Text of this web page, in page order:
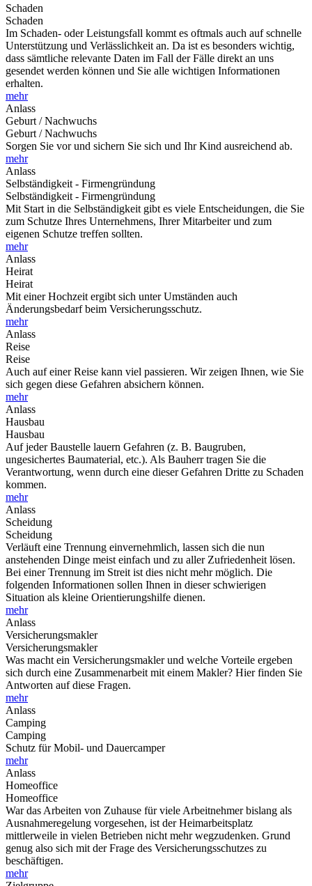
Schaden
Schaden
Im Schaden- oder Leistungsfall kommt es oftmals auch auf schnelle
Unterstützung und Verlässlichkeit an. Da ist es besonders wichtig,
dass sämtliche relevante Daten im Fall der Fälle direkt an uns
gesendet werden können und Sie alle wichtigen Informationen
erhalten.
mehr
Anlass
Geburt / Nachwuchs
Geburt / Nachwuchs
Sorgen Sie vor und sichern Sie sich und Ihr Kind ausreichend ab.
mehr
Anlass
Selbständigkeit - Firmengründung
Selbständigkeit - Firmengründung
Mit Start in die Selbständigkeit gibt es viele Entscheidungen, die Sie
zum Schutze Ihres Unternehmens, Ihrer Mitarbeiter und zum
eigenen Schutze treffen sollten.
mehr
Anlass
Heirat
Heirat
Mit einer Hochzeit ergibt sich unter Umständen auch
Änderungsbedarf beim Versicherungsschutz.
mehr
Anlass
Reise
Reise
Auch auf einer Reise kann viel passieren. Wir zeigen Ihnen, wie Sie
sich gegen diese Gefahren absichern können.
mehr
Anlass
Hausbau
Hausbau
Auf jeder Baustelle lauern Gefahren (z. B. Baugruben,
ungesichertes Baumaterial, etc.). Als Bauherr tragen Sie die
Verantwortung, wenn durch eine dieser Gefahren Dritte zu Schaden
kommen.
mehr
Anlass
Scheidung
Scheidung
Verläuft eine Trennung einvernehmlich, lassen sich die nun
anstehenden Dinge meist einfach und zu aller Zufriedenheit lösen.
Bei einer Trennung im Streit ist dies nicht mehr möglich. Die
folgenden Informationen sollen Ihnen in dieser schwierigen
Situation als kleine Orientierungshilfe dienen.
mehr
Anlass
Versicherungsmakler
Versicherungsmakler
Was macht ein Versicherungsmakler und welche Vorteile ergeben
sich durch eine Zusammenarbeit mit einem Makler? Hier finden Sie
Antworten auf diese Fragen.
mehr
Anlass
Camping
Camping
Schutz für Mobil- und Dauercamper
mehr
Anlass
Homeoffice
Homeoffice
War das Arbeiten von Zuhause für viele Arbeitnehmer bislang als
Ausnahmeregelung vorgesehen, ist der Heimarbeitsplatz
mittlerweile in vielen Betrieben nicht mehr wegzudenken. Grund
genug also sich mit der Frage des Versicherungsschutzes zu
beschäftigen.
mehr